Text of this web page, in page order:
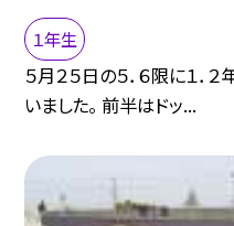
１年生
５月２５日の５．６限に１．
いました。 前半はドッ...